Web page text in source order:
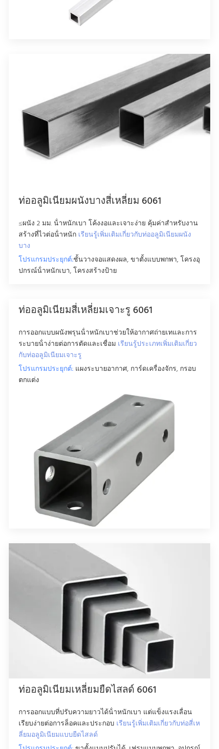
5/8 "x 6" x 240" 6061 T6 ท่ออลูมิเนียม
สี่เหลี่ยม
5/8 "x 8" x 240 "6061 T6 ท่ออลูมิเนียม
240"
3/4" 6"
240"
3/4" x 8" x 240" 6061 T6 ท่ออลูมิเนียม
สี่เหลี่ยม
3/4" 8" 240"
ท่ออลูมิเนียมผนังบางสี่เหลี่ยม 6061
≤ผนัง 2 มม. น้ําหนักเบา โค้งงอและเจาะง่าย คุ้มค่าสําหรับงาน
สร้างที่ไวต่อน้ําหนัก เรียนรู้เพิ่มเติมเกี่ยวกับท่ออลูมิเนียมผนัง
บาง
โปรแกรมประยุกต์:ชั้นวางจอแสดงผล, ขาตั้งแบบพกพา, โครงอุ
ปกรณ์น้ําหนักเบา, โครงสร้างป้าย
ท่ออลูมิเนียมสี่เหลี่ยมเจาะรู 6061
การออกแบบผนังพรุนน้ําหนักเบาช่วยให้อากาศถ่ายเทและการ
ระบายน้ําง่ายต่อการตัดและเชื่อม เรียนรู้ประเภทเพิ่มเติมเกี่ยว
กับท่ออลูมิเนียมเจาะรู
โปรแกรมประยุกต์:แผงระบายอากาศ, การ์ดเครื่องจักร, กรอบ
ตกแต่ง
ท่ออลูมิเนียมเหลี่ยมยืดไสลด์ 6061
การออกแบบที่ปรับความยาวได้น้ําหนักเบา แต่แข็งแรงเลื่อน
เรียบง่ายต่อการล็อคและประกอบ เรียนรู้เพิ่มเติมเกี่ยวกับท่อสี่เห
ลี่ยมอลูมิเนียมแบบยืดไสลด์